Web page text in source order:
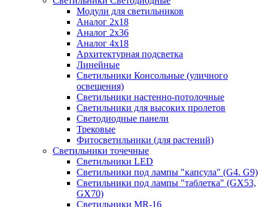
Модули для светильников
Аналог 2х18
Аналог 2х36
Аналог 4х18
Архитектурная подсветка
Линейные
Светильники Консольные (уличного
освещения)
Светильники настенно-потолочные
Светильники для высоких пролетов
Светодиодные панели
Трековые
Фитосветильники (для растений)
Светильники точечные
Светильники LED
Светильники под лампы "капсула" (G4. G9)
Светильники под лампы "таблетка" (GX53,
GX70)
Светильники MR-16